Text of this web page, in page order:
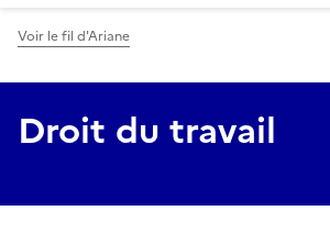
Voir le fil d'Ariane
Droit du travail